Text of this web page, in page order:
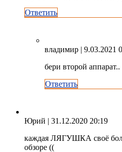
Ответить
владимир | 9.03.2021
бери второй
Ответить
Юрий | 31.12.2020 20:19
каждая ЛЯГУШКА своё
обзоре ((